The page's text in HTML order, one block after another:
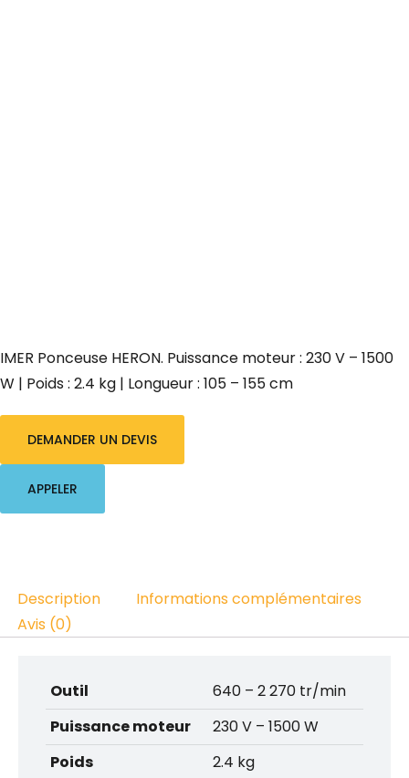
IMER Ponceuse HERON. Puissance moteur : 230 V – 1500
W | Poids : 2.4 kg | Longueur : 105 – 155 cm
DEMANDER UN DEVIS
APPELER
Description
Informations complémentaires
Avis (0)
Outil
640 – 2 270 tr/min
Puissance moteur
230 V – 1500 W
Poids
2.4 kg